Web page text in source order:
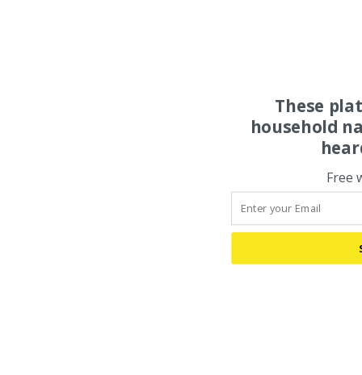
These
household
Free